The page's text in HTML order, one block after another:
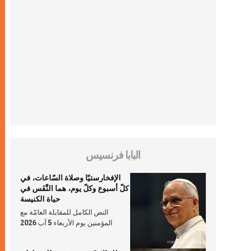
البابا فرنسيس
الإفخارستيّا وصلاة السّاعات، في
كلّ أسبوع وكلّ يوم، هما النَّفَس في
حياة الكنيسة
النص الكامل للمقابلة العامّة مع
المؤمنين يوم الأربعاء 5 آب 2026